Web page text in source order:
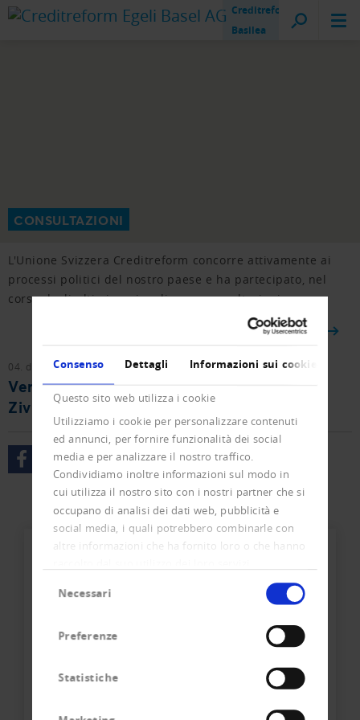
Consenso Dettagli Informazioni sui cookie
Questo sito web utilizza i cookie
Utilizziamo i cookie per personalizzare contenuti
ed annunci, per fornire funzionalità dei social
media e per analizzare il nostro traffico.
Condividiamo inoltre informazioni sul modo in
cui utilizza il nostro sito con i nostri partner che si
occupano di analisi dei dati web, pubblicità e
social media, i quali potrebbero combinarle con
altre informazioni che ha fornito loro o che hanno
delNecessari
Preferenze
Statistiche
Creditreform
Basilea
CONSULTAZIONI
L'Unione Svizzera Creditreform concorre attivamente ai
processi politici del nostro paese e ha partecipato, nel
corso degli ultimi anni, a diverse consultazioni.
ALLA PANORAMICA
04. dicembre 2015 Vernehmlassungen
Vernehmlassung ZGB - Revision
Zivilstandsverordnung ZStV
Team
Creditreform Egeli Basel AG